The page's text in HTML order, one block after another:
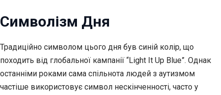
Символізм Дня
Традиційно символом цього дня був синій колір, що
походить від глобальної кампанії “Light It Up Blue”. Однак
останніми роками сама спільнота людей з аутизмом
частіше використовує символ нескінченності, часто у